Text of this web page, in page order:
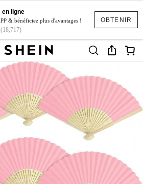
OBTENIR
en ligne
& bénéficiez plus d'avantages !
(18,717)